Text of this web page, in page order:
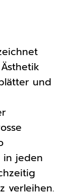
und
in jeden
verleihen.